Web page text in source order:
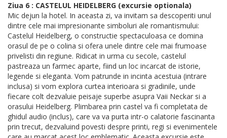
Ziua 6 : CASTELUL HEIDELBERG (excursie optionala)
Mic dejun la hotel. In aceasta zi, va invitam sa descoperiti unul
dintre cele mai impresionante simboluri ale romantismului:
Castelul Heidelberg, o constructie spectaculoasa ce domina
orasul de pe o colina si ofera unele dintre cele mai frumoase
privelisti din regiune. Ridicat in urma cu secole, castelul
pastreaza un farmec aparte, fiind un loc incarcat de istorie,
legende si eleganta. Vom patrunde in incinta acestuia (intrare
inclusa) si vom explora curtea interioara si gradinile, unde
fiecare colt dezvaluie peisaje superbe asupra Vaii Neckar si a
orasului Heidelberg. Plimbarea prin castel va fi completata de
ghidul audio (inclus), care va va purta intr-o calatorie fascinanta
prin trecut, dezvaluind povesti despre printi, regi si evenimentele